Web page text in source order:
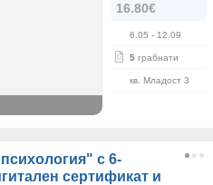
16.80€
6.05 - 12.09
5 грабнати
кв. Младост 3
с 6-
сертификат и